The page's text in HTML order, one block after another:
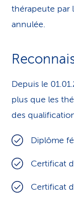
thérapeute par
annulée.
Depuis le
plus que les
des
Diplôme
Certificat
Certificat